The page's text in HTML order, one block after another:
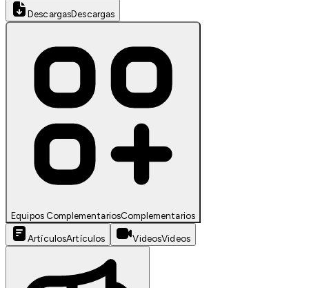
DescargasDescargas
Equipos ComplementariosComplementarios
ArtículosArtículos VideosVideos